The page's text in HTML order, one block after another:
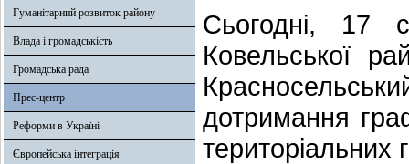
Гуманітарний розвиток району
Влада і громадськість
Громадська рада
Прес-центр
Реформи в Україні
Європейська інтеграція
Сьогодні, 17
Ковельської
дотримання
територіальних